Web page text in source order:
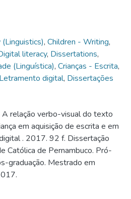
, Children - Writing,
literacy, Dissertations,
(Linguística), Crianças - Escrita,
Letramento digital, Dissertações
A relação verbo-visual do texto
em aquisição de escrita e em
. 2017. 92 f. Dissertação
Católica de Pernambuco. Pró-
graduação. Mestrado em